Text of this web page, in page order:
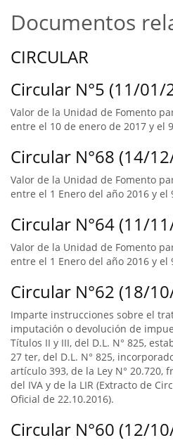
Documentos
CIRCULAR
Circular N°5 (11/01/
Valor de la Unidad de Fomento
entre el 10 de enero de 2017 y el
Circular N°68 (14/
Valor de la Unidad de Fomento
entre el 1 Enero del año 2016 y el
Circular N°64 (11/
Valor de la Unidad de Fomento
entre el 1 Enero del año 2016 y el
Circular N°62 (18/
Imparte instrucciones sobre el
imputación o devolución de
Títulos II y III, del D.L. N° 825,
27 ter, del D.L. N° 825,
artículo 393, de la Ley N° 20.720,
del IVA y de la LIR (Extracto de
Oficial de 22.10.2016).
Circular N°60 (12/